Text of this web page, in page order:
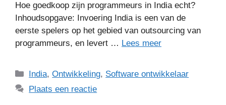
Hoe goedkoop zijn programmeurs in India echt?
Inhoudsopgave: Invoering India is een van de
eerste spelers op het gebied van outsourcing van
programmeurs, en levert … Lees meer
Categorieën
India,Ontwikkeling, Software ontwikkelaar
Plaats een reactie